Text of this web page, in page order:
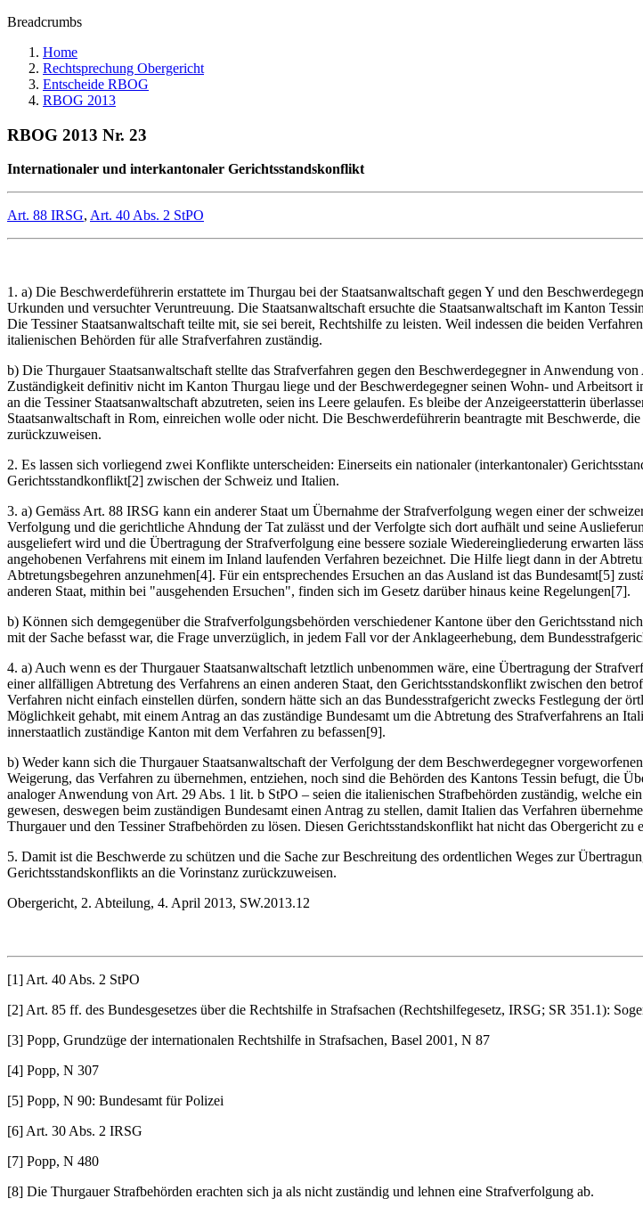
Breadcrumbs
Home
Rechtsprechung Obergericht
Entscheide RBOG
RBOG 2013
RBOG 2013 Nr. 23
Internationaler und interkantonaler Gerichtsstandskonflikt
Art. 88 IRSG, Art. 40 Abs. 2 StPO
1. a) Die Beschwerdeführerin erstattete im Thurgau bei der Staatsanwaltschaft gegen Y und den
Urkunden und versuchter Veruntreuung. Die Staatsanwaltschaft ersuchte die Staatsanwaltschaft im Kanton
Die Tessiner Staatsanwaltschaft teilte mit, sie sei bereit, Rechtshilfe zu leisten. Weil indessen die beiden
italienischen Behörden für alle Strafverfahren zuständig.
b) Die Thurgauer Staatsanwaltschaft stellte das Strafverfahren gegen den Beschwerdegegner in Anwendung
Zuständigkeit definitiv nicht im Kanton Thurgau liege und der Beschwerdegegner seinen Wohn- und Arbeitsort
an die Tessiner Staatsanwaltschaft abzutreten, seien ins Leere gelaufen. Es bleibe der Anzeigeerstatterin
Staatsanwaltschaft in Rom, einreichen wolle oder nicht. Die Beschwerdeführerin beantragte mit Beschwerde,
zurückzuweisen.
2. Es lassen sich vorliegend zwei Konflikte unterscheiden: Einerseits ein nationaler (interkantonaler)
Gerichtsstandkonflikt[2] zwischen der Schweiz und Italien.
3. a) Gemäss Art. 88 IRSG kann ein anderer Staat um Übernahme der Strafverfolgung wegen einer der
Verfolgung und die gerichtliche Ahndung der Tat zulässt und der Verfolgte sich dort aufhält und seine
ausgeliefert wird und die Übertragung der Strafverfolgung eine bessere soziale Wiedereingliederung erwarten
angehobenen Verfahrens mit einem im Inland laufenden Verfahren bezeichnet. Die Hilfe liegt dann in der
Abtretungsbegehren anzunehmen[4]. Für ein entsprechendes Ersuchen an das Ausland ist das Bundesamt[5]
anderen Staat, mithin bei "ausgehenden Ersuchen", finden sich im Gesetz darüber hinaus keine Regelungen[7].
b) Können sich demgegenüber die Strafverfolgungsbehörden verschiedener Kantone über den Gerichtsstand
mit der Sache befasst war, die Frage unverzüglich, in jedem Fall vor der Anklageerhebung, dem
4. a) Auch wenn es der Thurgauer Staatsanwaltschaft letztlich unbenommen wäre, eine Übertragung der
einer allfälligen Abtretung des Verfahrens an einen anderen Staat, den Gerichtsstandskonflikt zwischen den
Verfahren nicht einfach einstellen dürfen, sondern hätte sich an das Bundesstrafgericht zwecks Festlegung der
Möglichkeit gehabt, mit einem Antrag an das zuständige Bundesamt um die Abtretung des Strafverfahrens an
innerstaatlich zuständige Kanton mit dem Verfahren zu befassen[9].
b) Weder kann sich die Thurgauer Staatsanwaltschaft der Verfolgung der dem Beschwerdegegner
Weigerung, das Verfahren zu übernehmen, entziehen, noch sind die Behörden des Kantons Tessin befugt, die
analoger Anwendung von Art. 29 Abs. 1 lit. b StPO – seien die italienischen Strafbehörden zuständig, welche
gewesen, deswegen beim zuständigen Bundesamt einen Antrag zu stellen, damit Italien das Verfahren
Thurgauer und den Tessiner Strafbehörden zu lösen. Diesen Gerichtsstandskonflikt hat nicht das Obergericht
5. Damit ist die Beschwerde zu schützen und die Sache zur Beschreitung des ordentlichen Weges zur
Gerichtsstandskonflikts an die Vorinstanz zurückzuweisen.
Obergericht, 2. Abteilung, 4. April 2013, SW.2013.12
[1] Art. 40 Abs. 2 StPO
[2] Art. 85 ff. des Bundesgesetzes über die Rechtshilfe in Strafsachen (Rechtshilfegesetz, IRSG; SR 351.1):
[3] Popp, Grundzüge der internationalen Rechtshilfe in Strafsachen, Basel 2001, N 87
[4] Popp, N 307
[5] Popp, N 90: Bundesamt für Polizei
[6] Art. 30 Abs. 2 IRSG
[7] Popp, N 480
[8] Die Thurgauer Strafbehörden erachten sich ja als nicht zuständig und lehnen eine Strafverfolgung ab.